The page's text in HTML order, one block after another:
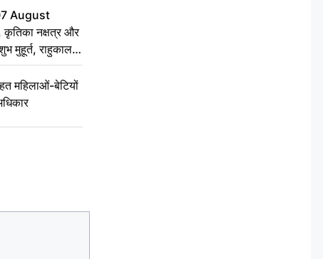
August
नक्षत्र और
मुहूर्त, राहुकाल
महिलाओं-बेटियों